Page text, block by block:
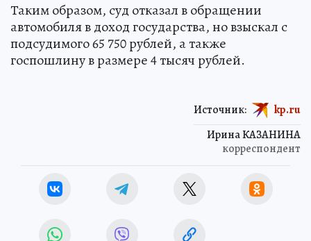
Таким образом, суд отказал в обращении
автомобиля в доход государства, но взыскал с
подсудимого 65 750 рублей, а также
госпошлину в размере 4 тысяч рублей.
Ирина КАЗАНИНА
корреспондент
Источник: kp.ru